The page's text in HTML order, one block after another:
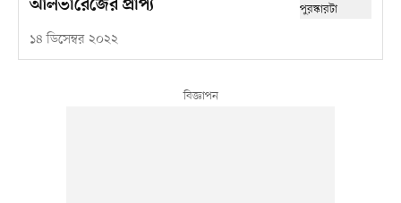
আলভারেজের প্রাপ্য
১৪ ডিসেম্বর ২০২২